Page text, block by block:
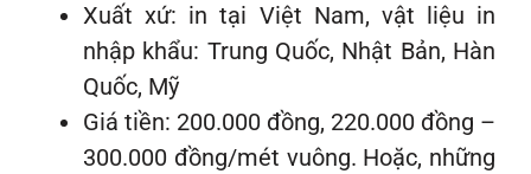
Xuất xứ: in tại Việt Nam, vật liệu in
nhập khẩu: Trung Quốc, Nhật Bản, Hàn
Quốc, Mỹ
Giá tiền: 200.000 đồng, 220.000 đồng –
300.000 đồng/mét vuông. Hoặc, những